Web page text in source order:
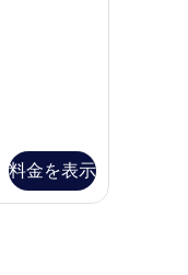
料金を表示